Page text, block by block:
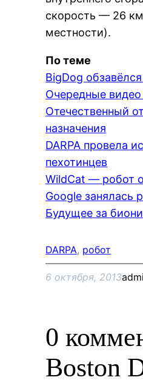
скорость — 26
местности).
По теме
BigDog
Очередные видео
Отечественный
назначения
DARPA провела
пехотинцев
WildCat — робот
Google занялась
Будущее за
DARPA, робот
6 октября, 2013
0
Boston